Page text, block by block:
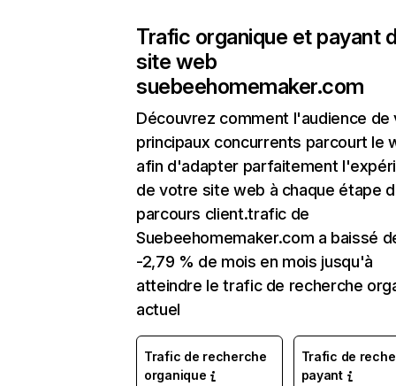
Trafic organique et payant
site web
suebeehomemaker.com
Découvrez comment l'audience de
principaux concurrents parcourt le
afin d'adapter parfaitement
de votre site web à chaque étape
parcours client.trafic de
Suebeehomemaker.com a baissé
-2,79 % de mois en mois jusqu'à
atteindre le trafic de recherche
actuel
Trafic de recherche
organique
Trafic de
payant